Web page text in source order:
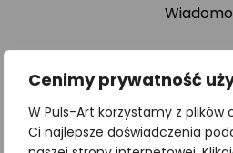
Cenimy prywatność
W Puls-Art korzystamy z plików
Ci najlepsze doświadczenia